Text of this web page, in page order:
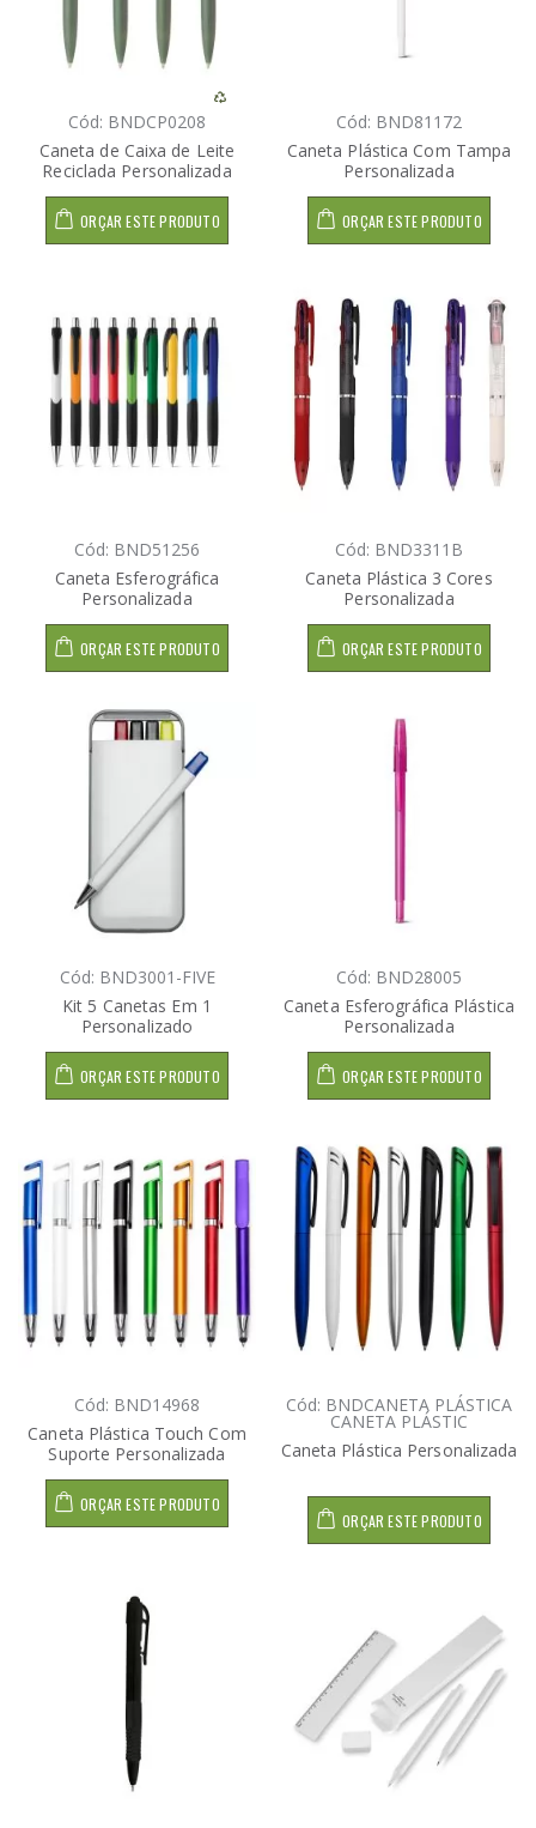
Cód: BNDCP0208
Caneta de Caixa de Leite
Reciclada Personalizada
ORÇAR ESTE PRODUTO
Cód: BND81172
Caneta Plástica Com Tampa
Personalizada
ORÇAR ESTE PRODUTO
Cód: BND51256
Caneta Esferográfica
Personalizada
ORÇAR ESTE PRODUTO
Cód: BND3311B
Caneta Plástica 3 Cores
Personalizada
ORÇAR ESTE PRODUTO
Cód: BND3001-FIVE
Kit 5 Canetas Em 1
Personalizado
ORÇAR ESTE PRODUTO
Cód: BND28005
Caneta Esferográfica Plástica
Personalizada
ORÇAR ESTE PRODUTO
Cód: BND14968
Caneta Plástica Touch Com
Suporte Personalizada
ORÇAR ESTE PRODUTO
Cód: BNDCANETA PLÁSTICA
CANETA PLÁSTIC
Caneta Plástica Personalizada
ORÇAR ESTE PRODUTO